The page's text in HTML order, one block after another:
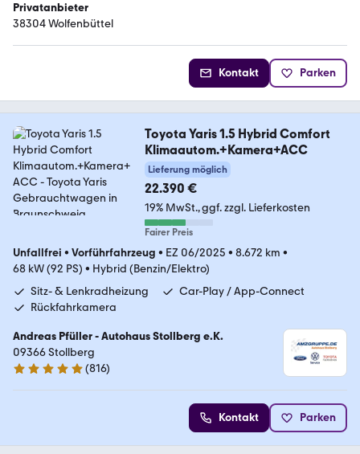
Privatanbieter
38304 Wolfenbüttel
Kontakt Parken
Toyota Yaris 1.5 Hybrid Comfort
Klimaautom.+Kamera+ACC
Lieferung möglich
22.390 €
19% MwSt. ggf. zzgl. Lieferkosten
Fairer Preis
Unfallfrei • Vorführfahrzeug • EZ 06/2025 • 8.672 km •
68 kW (92 PS) • Hybrid (Benzin/Elektro)
Sitz- & Lenkradheizung
Car-Play / App-Connect
Rückfahrkamera
Andreas Pfüller - Autohaus Stollberg e.K.
09366 Stollberg
4.9 Sterne
(816)
Kontakt Parken